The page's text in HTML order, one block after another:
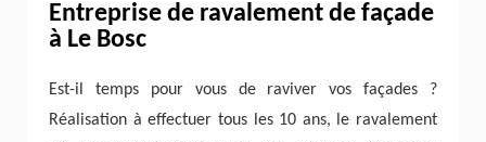
Entreprise de ravalement de façade
à Le Bosc
Est-il temps pour vous de raviver vos façades ?
Réalisation à effectuer tous les 10 ans, le ravalement